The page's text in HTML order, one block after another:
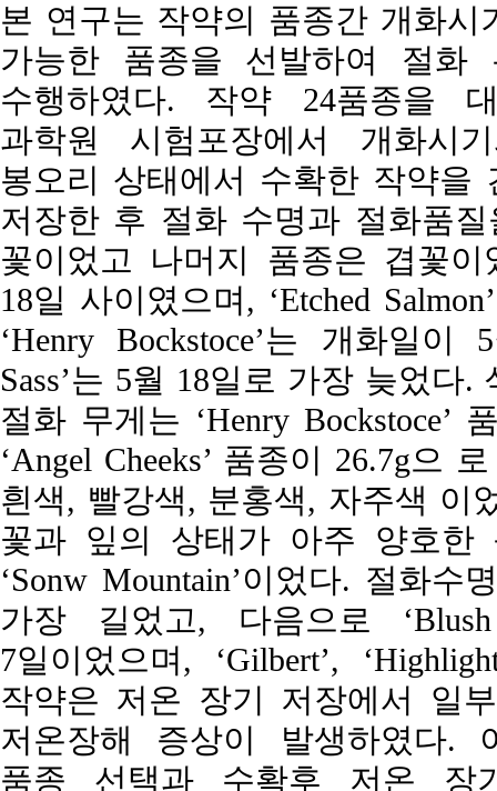
본 연구는 작약의 품종간 개화
가능한 품종을 선발하여 절화
수행하였다. 작약 24품종을
과학원 시험포장에서 개화시
봉오리 상태에서 수확한 작약
저장한 후 절화 수명과 절화품
꽃이었고 나머지 품종은 겹꽃
18일 사이였으며, ‘Etched
‘Henry Bockstoce’는 개화일
Sass’는 5월 18일로 가장 늦었다
절화 무게는 ‘Henry Bockstoce’
‘Angel Cheeks’ 품종이 26.7g으
흰색, 빨강색, 분홍색, 자주색
꽃과 잎의 상태가 아주 양호한
‘Sonw Mountain’이었다. 절화수
가장 길었고, 다음으로
7일이었으며, ‘Gilbert’,
작약은 저온 장기 저장에서 일
저온장해 증상이 발생하였다.
품종 선택과 수확후 저온 장